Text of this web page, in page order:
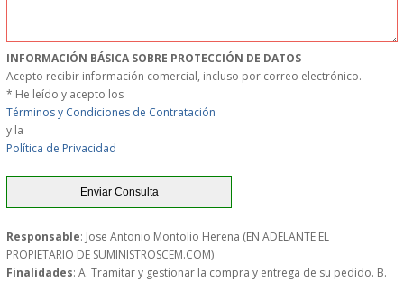
MUEBLES
MUEBLES INOX. COCINA
PAPEL Y PRODUCTOS UNIUSO
VAJILLA
CUCHILLOS DE COCINA
INFORMACIÓN BÁSICA SOBRE PROTECCIÓN DE DATOS
Acepto recibir información comercial, incluso por correo electrónico.
* He leído y acepto los
Términos y Condiciones de Contratación
y la
Política de Privacidad
Responsable: Jose Antonio Montolio Herena (EN ADELANTE EL
PROPIETARIO DE SUMINISTROSCEM.COM)
Finalidades: A. Tramitar y gestionar la compra y entrega de su pedido. B.